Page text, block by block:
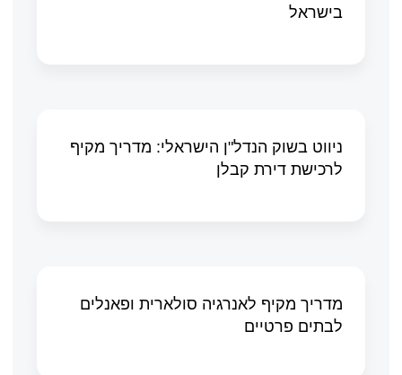
בישראל
ניווט בשוק הנדל"ן הישראלי: מדריך מקיף
לרכישת דירת קבלן
מדריך מקיף לאנרגיה סולארית ופאנלים
לבתים פרטיים